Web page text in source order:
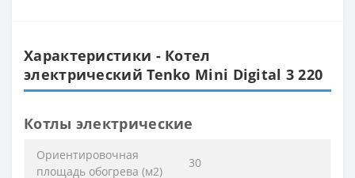
Характеристики - Котел
электрический Tenko Mini Digital 3 220
Котлы электрические
Ориентировочная
площадь обогрева (м2)
30